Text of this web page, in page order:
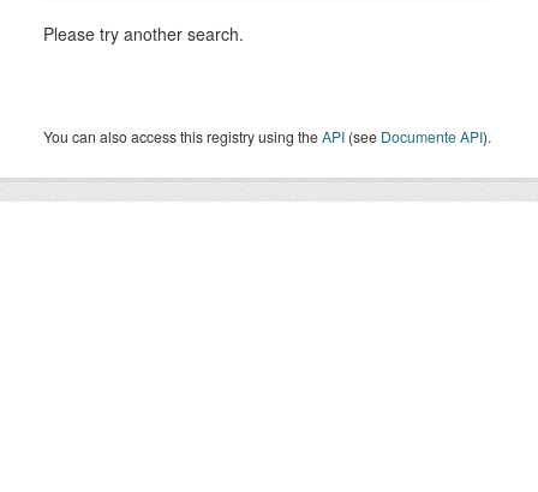
Please try another search.
You can also access this registry using theAPI (see Documente API).